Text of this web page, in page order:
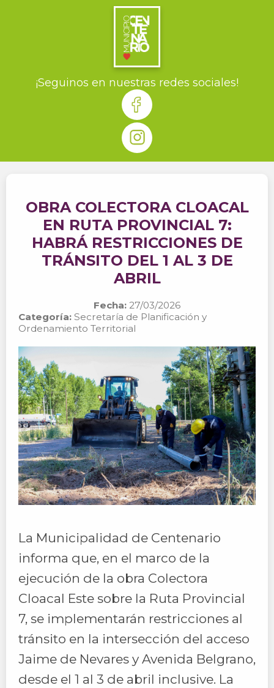
¡Seguinos en nuestras redes sociales!
OBRA COLECTORA CLOACAL
EN RUTA PROVINCIAL 7:
HABRÁ RESTRICCIONES DE
TRÁNSITO DEL 1 AL 3 DE
ABRIL
Fecha: 27/03/2026
Categoría: Secretaría de Planificación y
Ordenamiento Territorial
La Municipalidad de Centenario
informa que, en el marco de la
ejecución de la obra Colectora
Cloacal Este sobre la Ruta Provincial
7, se implementarán restricciones al
tránsito en la intersección del acceso
Jaime de Nevares y Avenida Belgrano,
desde el 1 al 3 de abril inclusive. La